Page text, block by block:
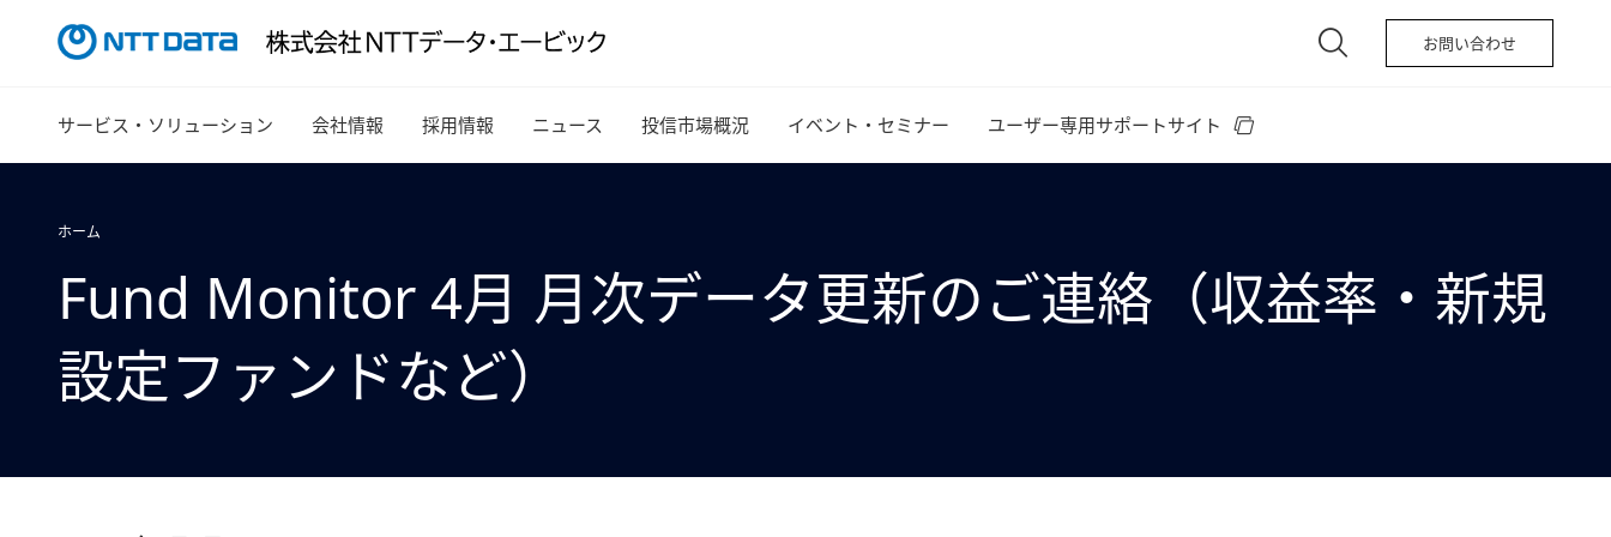
お問い合わせ
サービス・ソリューション 会社情報 採用情報 ニュース 投信市場概況 イベント・セミナー ユーザー専用サポートサイト
ホーム
Fund Monitor 4月 月次データ更新のご連絡（収益率・新規
設定ファンドなど）